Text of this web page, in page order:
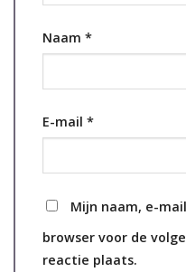
Naam *
E-mail *
Mijn naam, e-
browser voor de
reactie plaats.